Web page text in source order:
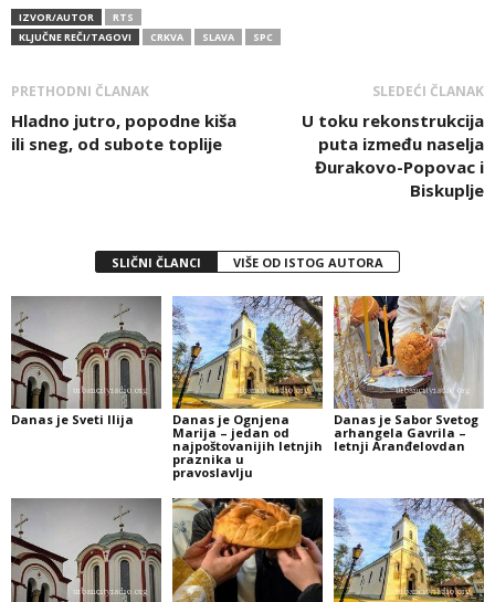
IZVOR/AUTOR
RTS
KLJUČNE REČI/TAGOVI
CRKVA SLAVA SPC
PRETHODNI ČLANAK
Hladno jutro, popodne kiša
ili sneg, od subote toplije
SLEDEĆI ČLANAK
U toku rekonstrukcija
puta između naselja
Đurakovo-Popovac i
Biskuplje
SLIČNI ČLANCI VIŠE OD ISTOG AUTORA
Danas je Sveti Ilija
Danas je Ognjena
Marija – jedan od
najpoštovanijih letnjih
praznika u
pravoslavlju
Danas je Sabor Svetog
arhangela Gavrila –
letnji Aranđelovdan